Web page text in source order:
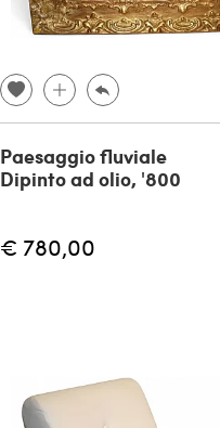
Paesaggio fluviale
Dipinto ad olio, '800
€ 780,00